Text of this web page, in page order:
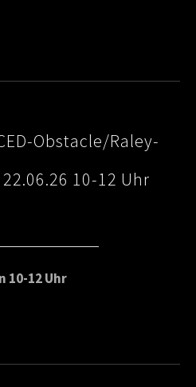
Obstacle/Raley-
22.06.26 10-12 Uhr
10-12 Uhr